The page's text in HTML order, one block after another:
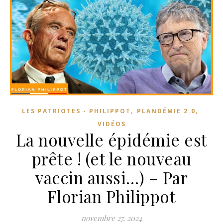
LES PATRIOTES - PHILIPPOT , PLANDÉMIE 2.0,
VIDÉOS
La nouvelle épidémie est
prête ! (et le nouveau
vaccin aussi…) – Par
Florian Philippot
novembre 27, 2024